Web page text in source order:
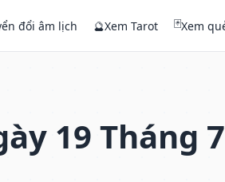
đổi âm lịch 🔮Xem Tarot 🃏Xem
19 Tháng